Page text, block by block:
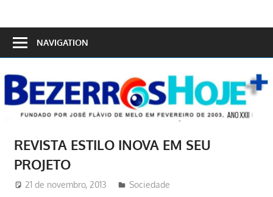
content
Bezerros
Hoje
NAVIGATION
REVISTA ESTILO INOVA EM SEU
PROJETO
21 de novembro, 2013 Redator
Sociedade